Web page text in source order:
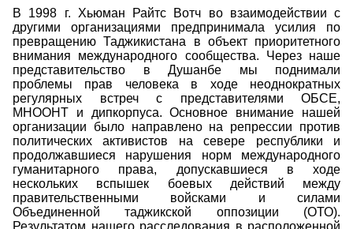
В 1998 г. Хьюман Райтс Вотч во взаимодействии с
другими организациями предпринимала усилия по
превращению Таджикистана в объект приоритетного
внимания международного сообщества. Через наше
представительство в Душанбе мы поднимали
проблемы прав человека в ходе неоднократных
регулярных встреч с представителями ОБСЕ,
МНООНТ и дипкорпуса. Основное внимание нашей
организации было направлено на репрессии против
политических активистов на севере республики и
продолжавшиеся нарушения норм международного
гуманитарного права, допускавшиеся в ходе
нескольких вспышек боевых действий между
правительственными войсками и силами
Объединенной таджикской оппозиции (ОТО).
Результатом нашего расследования в расположенной